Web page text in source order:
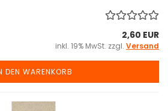
2,60 EUR
inkl. 19% MwSt. zzgl. Versand
DEN WARENKORB